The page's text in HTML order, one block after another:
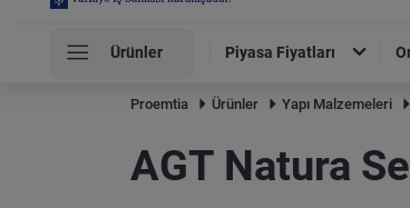
Ürünler Piyasa Fiyatları
Proemtia Ürünler Yapı Malzemeleri
AGT Natura